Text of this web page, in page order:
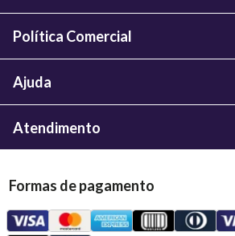
Política Comercial
Ajuda
Atendimento
Formas de pagamento